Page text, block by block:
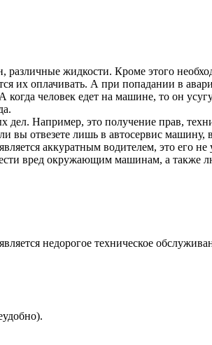
жидкости. Кроме этого
их оплачивать. А при попадании в
человек едет на машине, то он
Например, это получение прав,
отвезете лишь в автосервис машину,
аккуратным водителем, это его
вред окружающим машинам, а также
недорогое техническое